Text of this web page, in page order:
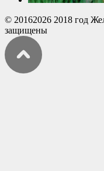
© 20162026 2018 год
защищены